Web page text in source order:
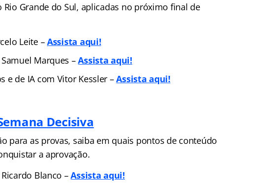
Rio Grande do Sul, aplicadas no próximo final de
Leite –Assista aqui!
Marques –Assista aqui!
e de IA com Vitor Kessler –Assista aqui!
Decisiva
para as provas, saiba em quais pontos de conteúdo
a aprovação.
Blanco –Assista aqui!